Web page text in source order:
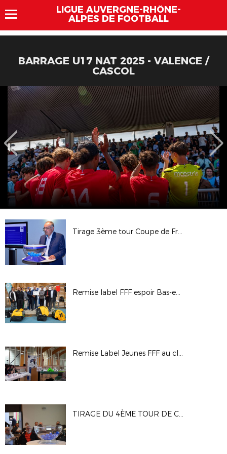
LIGUE AUVERGNE-RHÔNE-
ALPES DE FOOTBALL
BARRAGE U17 NAT 2025 - VALENCE /
CASCOL
Tirage 3ème tour Coupe de France Féminine
Remise label FFF espoir Bas-en-Basset
Remise Label Jeunes FFF au club de l'US Feillens
TIRAGE DU 4ÈME TOUR DE COUPE GAMBARDELLA CREDIT AGRICOLE : LES PHOTOS